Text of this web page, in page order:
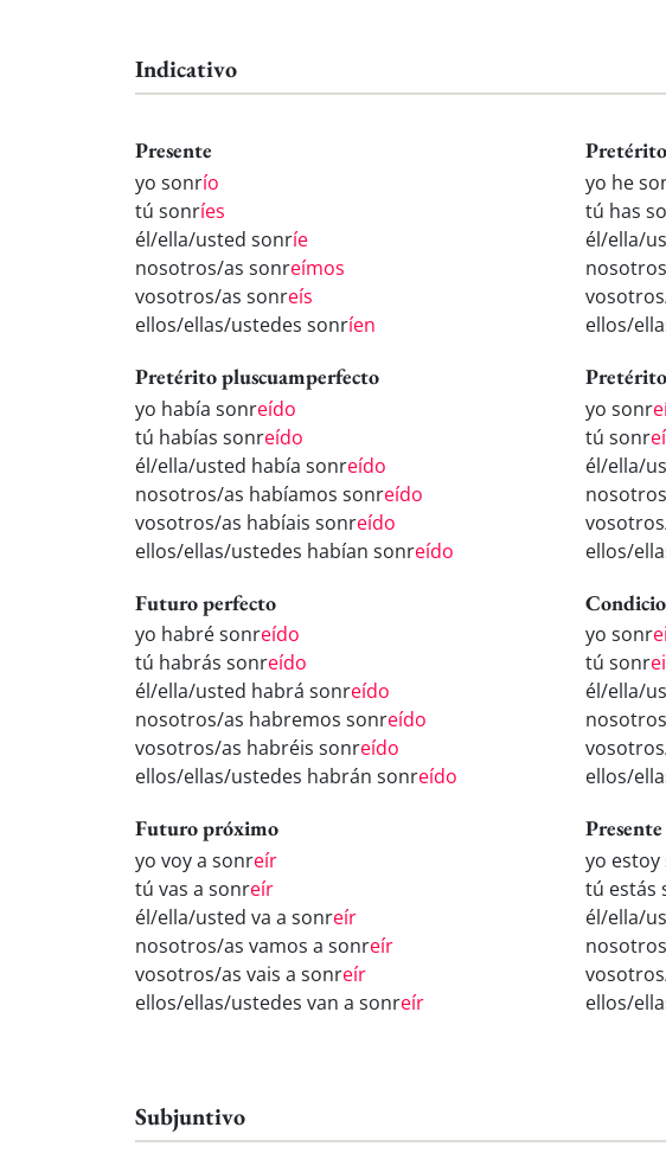
Indicativo
Presente
yo sonrío
tú sonríes
él/ella/usted sonríe
nosotros/as sonreímos
vosotros/as sonreís
ellos/ellas/ustedes sonríen
yo he
tú has
él/ella/
ellos/
Pretérito pluscuamperfecto
yo había sonreído
tú habías sonreído
él/ella/usted había sonreído
nosotros/as habíamos sonreído
vosotros/as habíais sonreído
ellos/ellas/ustedes habían sonreído
yo sonr
tú sonr
él/ella/
ellos/
Futuro perfecto
yo habré sonreído
tú habrás sonreído
él/ella/usted habrá sonreído
nosotros/as habremos sonreído
vosotros/as habréis sonreído
ellos/ellas/ustedes habrán sonreído
yo sonr
tú sonr
él/ella/
ellos/
Futuro próximo
yo voy a sonreír
tú vas a sonreír
él/ella/usted va a sonreír
nosotros/as vamos a sonreír
vosotros/as vais a sonreír
ellos/ellas/ustedes van a sonreír
yo
tú estás
él/ella/
ellos/
Subjuntivo